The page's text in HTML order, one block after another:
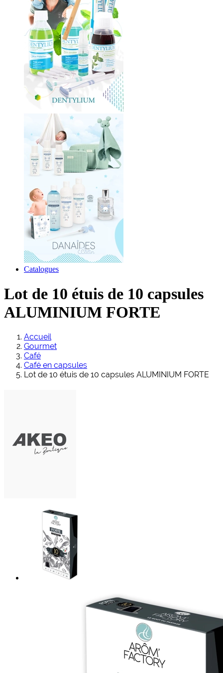
Catalogues
Lot de 10 étuis de 10 capsules
ALUMINIUM FORTE
Accueil
Gourmet
Café
Café en capsules
Lot de 10 étuis de 10 capsules ALUMINIUM FORTE